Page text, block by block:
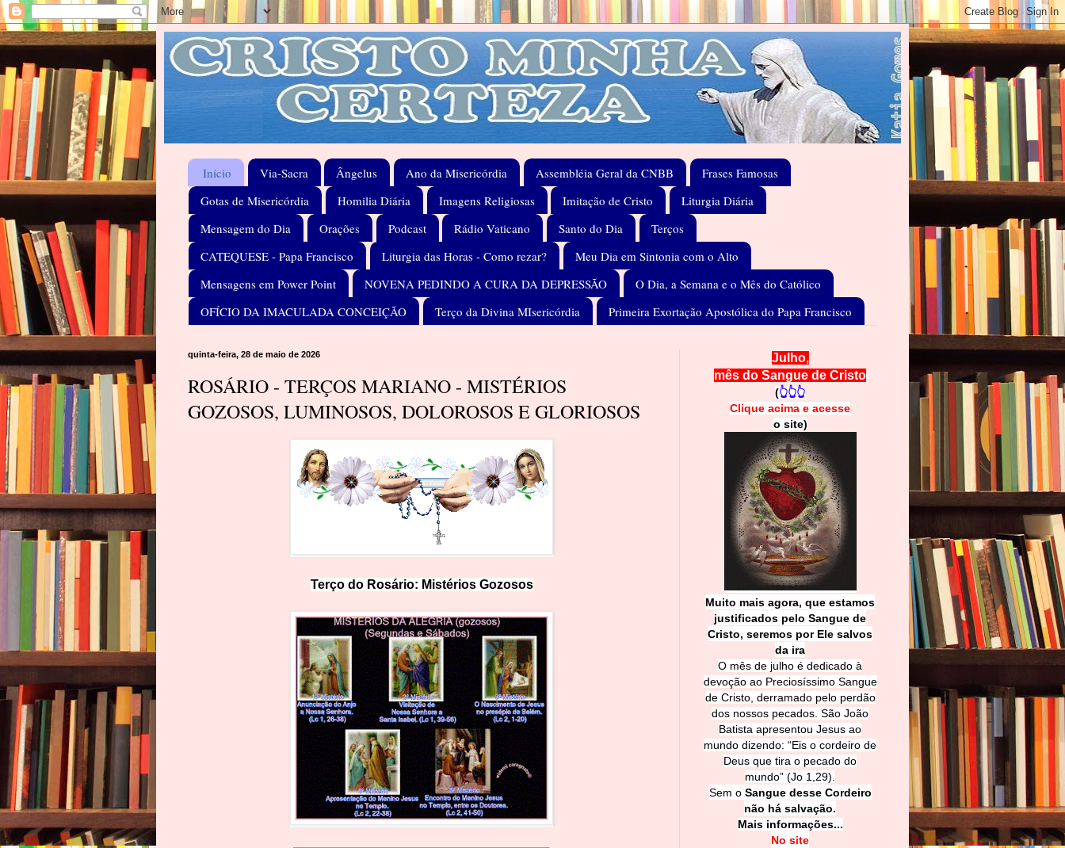
Início Via-Sacra Ângelus Ano da Misericórdia Assembléia Geral da CNBB
Frases Famosas
Gotas de Misericórdia
Homilia Diária Imagens Religiosas Imitação de Cristo
Liturgia Diária
Mensagem do Dia
Orações Podcast Rádio Vaticano Santo do Dia
Terços
CATEQUESE - Papa Francisco
Liturgia das Horas - Como rezar?
Meu Dia em Sintonia com o Alto
Mensagens em Power Point
NOVENA PEDINDO A CURA DA DEPRESSÃO
O Dia, a Semana e o Mês do Católico
OFÍCIO DA IMACULADA CONCEIÇÃO
Terço da Divina MIsericórdia Primeira Exortação Apostólica do Papa Francisco
quinta-feira, 28 de maio de 2026
ROSÁRIO - TERÇOS MARIANO - MISTÉRIOS
GOZOSOS, LUMINOSOS, DOLOROSOS E GLORIOSOS
Terço do Rosário: Mistérios Gozosos
Julho,
mês do Sangue de Cristo
(👆👆👆
Clique acima e acesse
o site)
Muito mais agora, que estamos
justificados pelo Sangue de
Cristo, seremos por Ele salvos
da ira
O mês de julho é dedicado à
devoção ao Preciosíssimo Sangue
de Cristo, derramado pelo perdão
dos nossos pecados. São João
Batista apresentou Jesus ao
mundo dizendo: “Eis o cordeiro de
Deus que tira o pecado do
mundo” (Jo 1,29).
Sem o Sangue desse Cordeiro
não há salvação.
Mais informações...
No site